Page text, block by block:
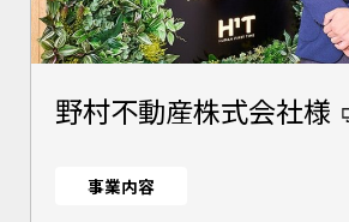
野村不動産株式会社様
事業内容